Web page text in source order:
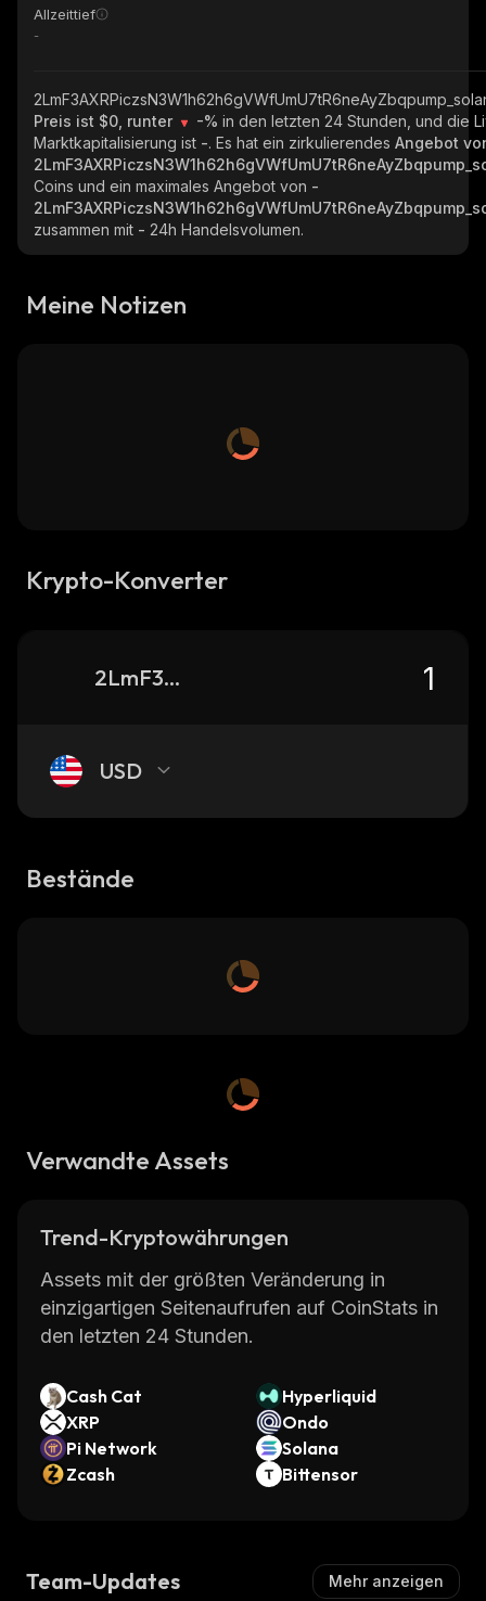
Allzeittief
-
Preis ist $0, runter
-% in den letzten 24 Stunden, und die
Marktkapitalisierung ist -. Es hat ein zirkulierendes Angebot
Coins und ein maximales Angebot von -
zusammen mit - 24h Handelsvolumen.
Meine Notizen
Krypto-Konverter
2LmF3AXRPiczsN3W1h62h6gVWfUmU7tR6neAyZbqpump_solana
USD
Bestände
Verwandte Assets
Trend-Kryptowährungen
Assets mit der größten Veränderung in
einzigartigen Seitenaufrufen auf CoinStats in
den letzten 24 Stunden.
Cash Cat
Hyperliquid
XRP
Ondo
Pi Network
Solana
Zcash
Bittensor
Team-Updates Mehr anzeigen